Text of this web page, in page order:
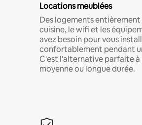
Locations meublées
Des logements entièrement
cuisine, le wifi et les
avez besoin pour vous
confortablement pendant
C'est l'alternative parfaite
moyenne ou longue durée.